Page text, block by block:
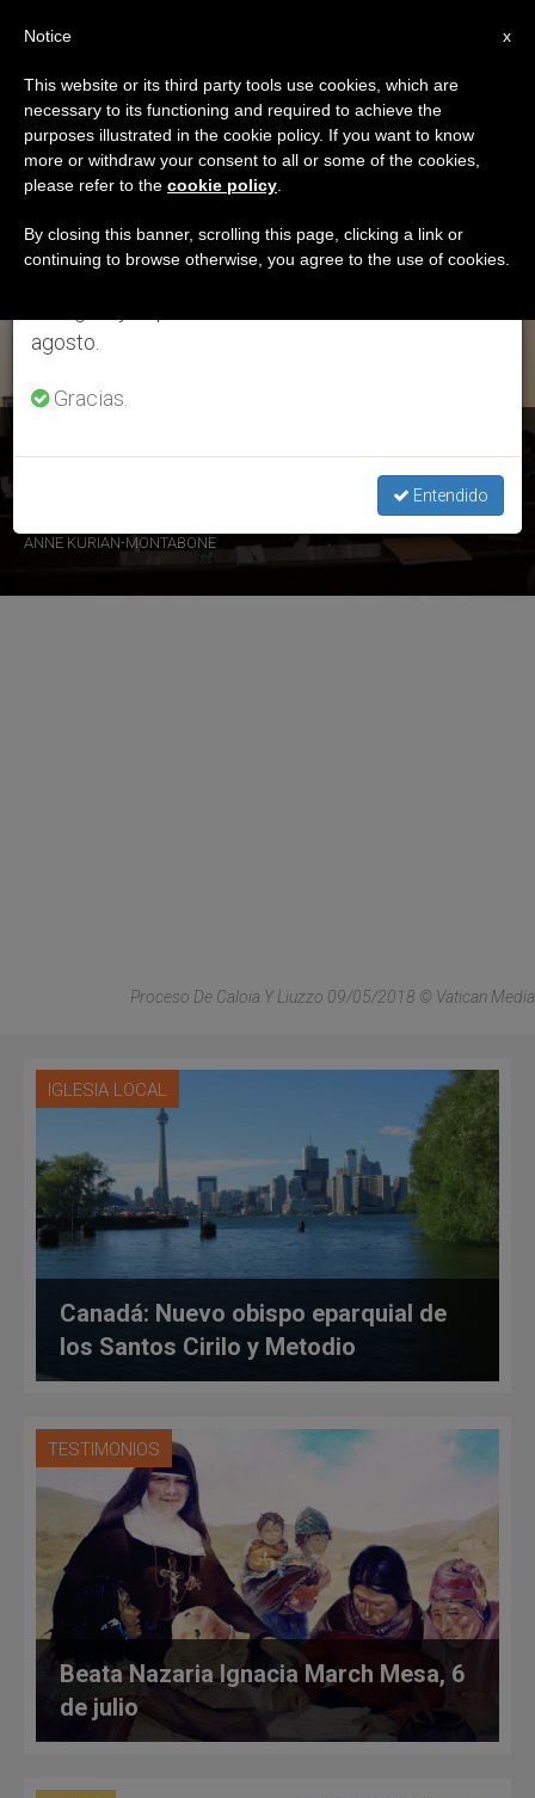
DÍA
Julio 5th, 2018
ÚLTIMAS NOTICIAS
ANNE KURIAN-MONTABONE
Proceso De Caloia Y Liuzzo 09/05/2018 © Vatican Media
IGLESIA LOCAL
Canadá: Nuevo obispo eparquial de
los Santos Cirilo y Metodio
TESTIMONIOS
Beata Nazaria Ignacia March Mesa, 6
de julio
×
Aviso importante
Del 27 de julio al 7 de agosto haremos la pausa
anual, aprovechando que en el periodo de verano
se generan menos informaciones y también el
agosto.
Gracias.
Entendido
x
Notice
This website or its third party tools use cookies, which are
necessary to its functioning and required to achieve the
purposes illustrated in the cookie policy. If you want to know
more or withdraw your consent to all or some of the cookies,
please refer to the cookie policy
By closing this banner, scrolling this page, clicking a link or
continuing to browse otherwise, you agree to the use of cookies.